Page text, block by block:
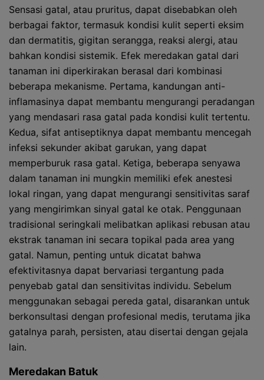
Sensasi gatal, atau pruritus, dapat disebabkan oleh
berbagai faktor, termasuk kondisi kulit seperti eksim
dan dermatitis, gigitan serangga, reaksi alergi, atau
bahkan kondisi sistemik. Efek meredakan gatal dari
tanaman ini diperkirakan berasal dari kombinasi
beberapa mekanisme. Pertama, kandungan anti-
inflamasinya dapat membantu mengurangi peradangan
yang mendasari rasa gatal pada kondisi kulit tertentu.
Kedua, sifat antiseptiknya dapat membantu mencegah
infeksi sekunder akibat garukan, yang dapat
memperburuk rasa gatal. Ketiga, beberapa senyawa
dalam tanaman ini mungkin memiliki efek anestesi
lokal ringan, yang dapat mengurangi sensitivitas saraf
yang mengirimkan sinyal gatal ke otak. Penggunaan
tradisional seringkali melibatkan aplikasi rebusan atau
ekstrak tanaman ini secara topikal pada area yang
gatal. Namun, penting untuk dicatat bahwa
efektivitasnya dapat bervariasi tergantung pada
penyebab gatal dan sensitivitas individu. Sebelum
menggunakan sebagai pereda gatal, disarankan untuk
berkonsultasi dengan profesional medis, terutama jika
gatalnya parah, persisten, atau disertai dengan gejala
lain.
Meredakan Batuk